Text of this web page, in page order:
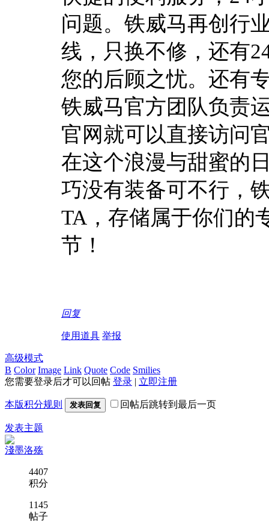
问题。铁威马再创行
线，只换不修，还有
您的后顾之忧。还有
铁威马官方团队负责
官网就可以直接访问
在这个浪漫与甜蜜的
巧没有装备可不行，
TA，存储属于你们的
节！
回复
使用道具 举报
高级模式
B Color Image Link Quote Code Smilies
您需要登录后才可以回帖 登录 | 立即注册
本版积分规则 发表回复 回帖后跳转到最后一页
发表主题
淺墨洛殇
4407
积分
1145
帖子